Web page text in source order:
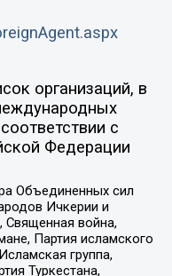
организаций, в
с
Федерации
Объединенных сил
Ичкерии и
Священная война,
Партия исламского
группа,
Туркестана,